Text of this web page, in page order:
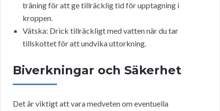
träning för att ge tillräcklig tid för upptagning i
kroppen.
Vätska: Drick tillräckligt med vatten när du tar
tillskottet för att undvika uttorkning.
Biverkningar och Säkerhet
Det är viktigt att vara medveten om eventuella